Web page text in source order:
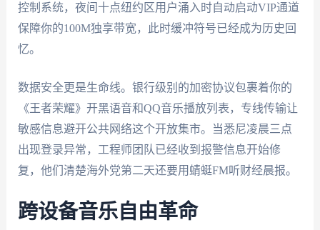
控制系统，夜间十点纽约区用户涌入时自动启动VIP通道
保障你的100M独享带宽，此时缓冲符号已经成为历史回
忆。
数据安全更是生命线。银行级别的加密协议包裹着你的
《王者荣耀》开黑语音和QQ音乐播放列表，专线传输让
敏感信息避开公共网络这个开放集市。当悉尼凌晨三点
出现登录异常，工程师团队已经收到报警信息开始修
复，他们清楚海外党第二天还要用蜻蜓FM听财经晨报。
跨设备音乐自由革命